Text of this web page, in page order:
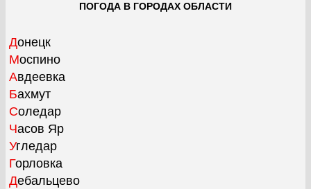
ПОГОДА В ГОРОДАХ ОБЛАСТИ
Донецк
Моспино
Авдеевка
Бахмут
Соледар
Часов Яр
Угледар
Горловка
Дебальцево